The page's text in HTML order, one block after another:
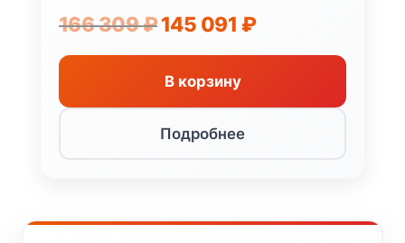
166 309₽ Первоначальная
составляла
166
145 091 ₽Текущая
145
В корзину
Подробнее